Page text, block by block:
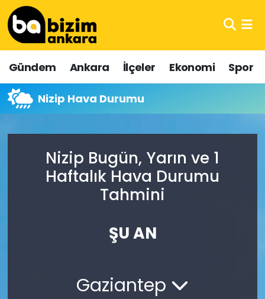
Gündem Ankara İlçeler Ekonomi Spor
Nizip Hava Durumu
Nizip Bugün, Yarın ve 1
Haftalık Hava Durumu
Tahmini
ŞU AN
Gaziantep
Hava Durumu
Trafik Durumu
Süper Lig Puan Durumu ve Fikstür
Tüm Manşetler
Son Dakika Haberleri